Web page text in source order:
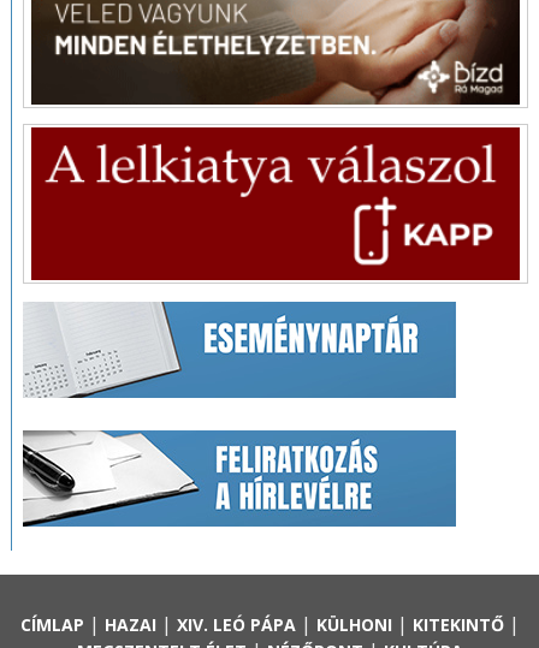
CÍMLAP | HAZAI | XIV. LEÓ PÁPA| KÜLHONI | KITEKINTŐ|